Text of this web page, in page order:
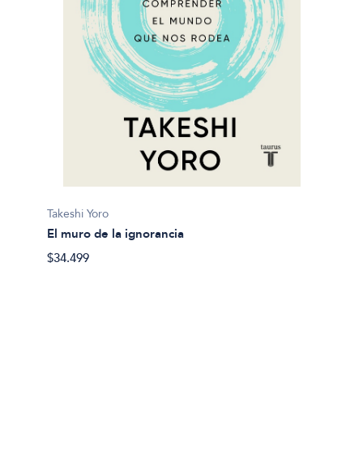
Takeshi Yoro
El muro de la ignorancia
$34.499